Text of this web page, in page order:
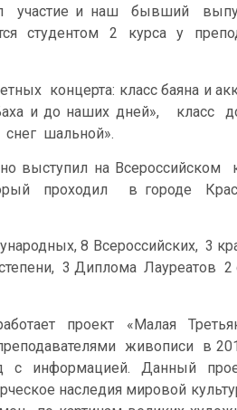
участие и наш бывший
2 курса у
концерта: класс баяна и
и до наших дней», класс
снег шальной».
выступил на Всероссийском
проходил в городе
8 Всероссийских, 3
3 Диплома Лауреатов 2
проект «Малая
живописи в
с информацией. Данный
наследия мировой